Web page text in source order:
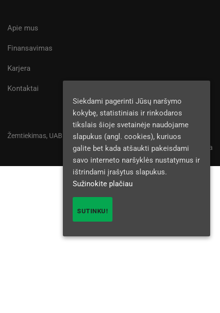
Apie mus
Finansavimas
Karjera
Kontaktai
Žemtiekimas, UAB © 2025
Privatumo politika
Siekdami pagerinti Jūsų naršymo
kokybę, statistiniais ir rinkodaros
tikslais šioje svetainėje naudojame
slapukus (angl. cookies), kuriuos
galite bet kada atšaukti pakeisdami
savo interneto naršyklės nustatymus ir
ištrindami įrašytus slapukus.
Sužinokite plačiau
SUTINKU!